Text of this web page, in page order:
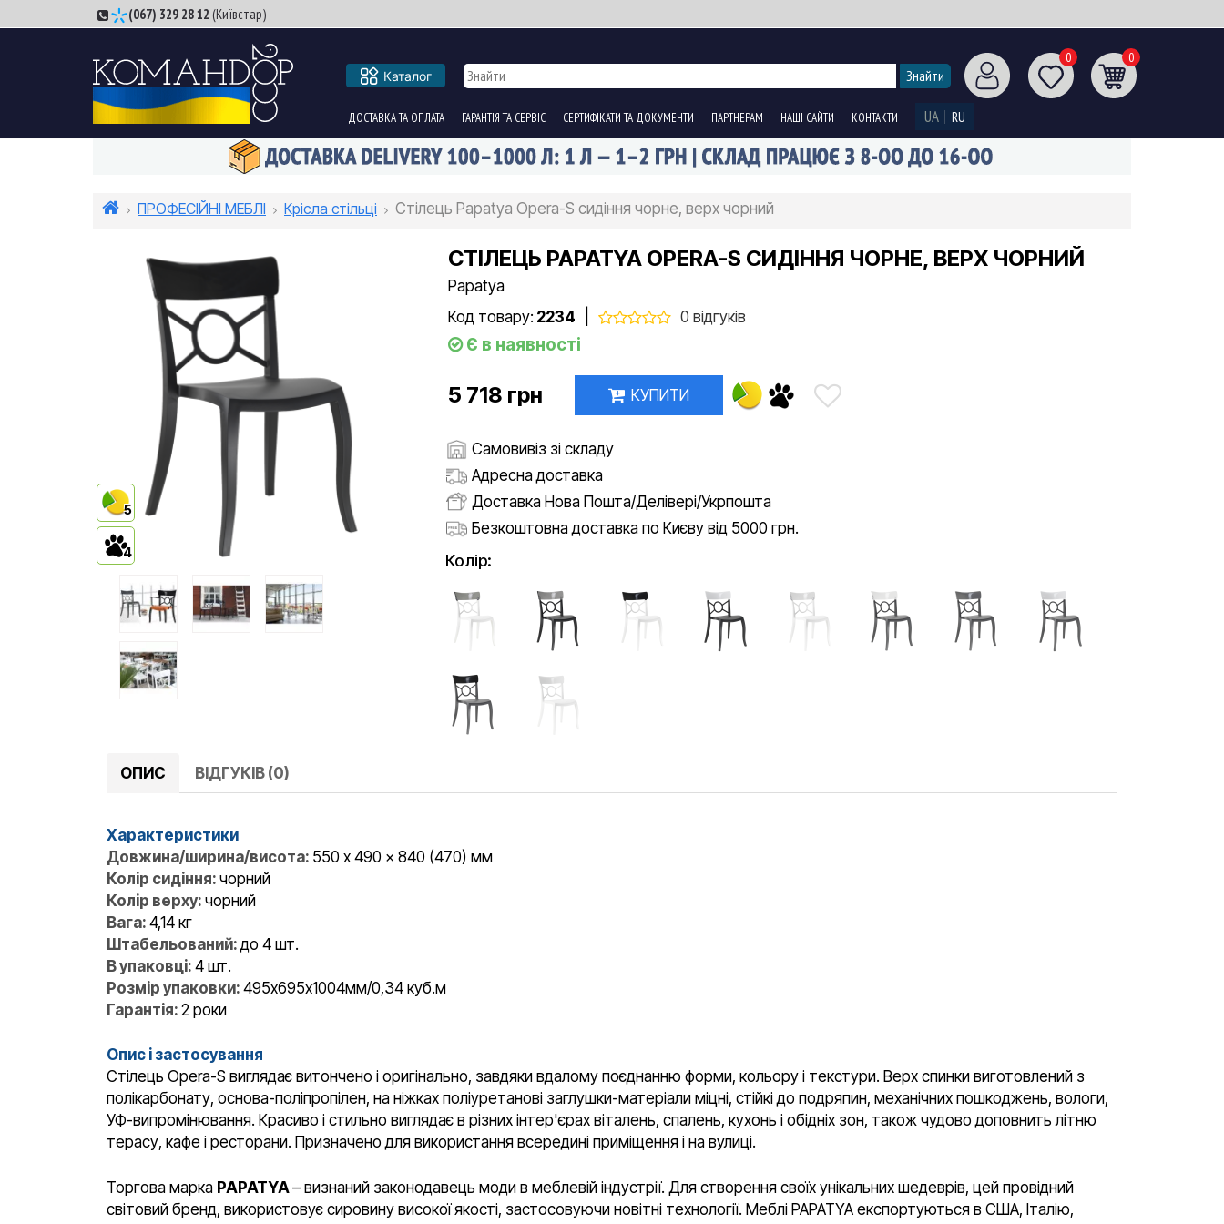
(067) 329 28 12 (Київстар)
Каталог
0 0
ДОСТАВКА ТА ОПЛАТА ГАРАНТІЯ ТА СЕРВІС СЕРТИФІКАТИ ТА ДОКУМЕНТИ ПАРТНЕРАМ НАШІ САЙТИ КОНТАКТИ UA RU
ПРОФЕСІЙНІ МЕБЛІ Крісла стільці Стілець Papatya Opera-S сидіння чорне, верх чорний
5
4
СТІЛЕЦЬ PAPATYA OPERA-S СИДІННЯ ЧОРНЕ, ВЕРХ ЧОРНИЙ
Papatya
Код товару: 2234 0 відгуків
Є в наявності
5 718 грн КУПИТИ
Самовивіз зі складу
Адресна доставка
Доставка Нова Пошта/Делівері/Укрпошта
Безкоштовна доставка по Києву від 5000 грн.
Колір:
ОПИС ВІДГУКІВ (0)
Характеристики
Довжина/ширина/висота: 550 x 490 x 840 (470) мм
Колір сидіння: чорний
Колір верху: чорний
Вага: 4,14 кг
Штабельований:до 4 шт.
В упаковці: 4 шт.
Розмір упаковки: 495х695х1004мм/0,34 куб.м
Гарантія: 2 роки
Опис і застосування
Стілець Opera-S виглядає витончено і оригінально, завдяки вдалому поєднанню форми, кольору і текстури. Верх спинки виготовлений з
полікарбонату, основа-поліпропілен, на ніжках поліуретанові заглушки-матеріали міцні, стійкі до подряпин, механічних пошкоджень, вологи,
УФ-випромінювання. Красиво і стильно виглядає в різних інтер'єрах віталень, спалень, кухонь і обідніх зон, також чудово доповнить літню
терасу, кафе і ресторани. Призначено для використання всередині приміщення і на вулиці.
Торгова марка PAPATYA– визнаний законодавець моди в меблевій індустрії. Для створення своїх унікальних шедеврів, цей провідний
світовий бренд, використовує сировину високої якості, застосовуючи новітні технології. Меблі PAPATYA експортуються в США, Італію,